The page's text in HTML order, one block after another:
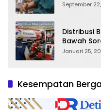
September
Distribusi
Bawah
Januari 25,
Kesempatan